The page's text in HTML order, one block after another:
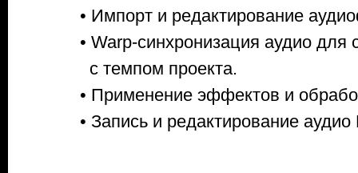
• Импорт и редактирование
• Warp-синхронизация аудио для
с темпом проекта.
• Применение эффектов и
• Запись и редактирование аудио